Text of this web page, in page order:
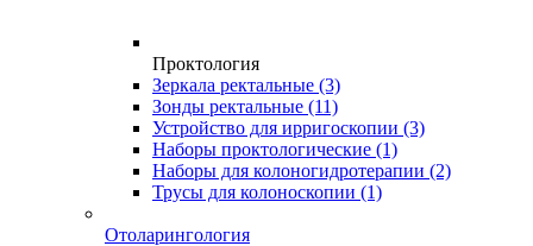
Проктология
Зеркала ректальные (3)
Зонды ректальные (11)
Устройство для ирригоскопии (3)
Наборы проктологические (1)
Наборы для колоногидротерапии (2)
Трусы для колоноскопии (1)
Отоларингология